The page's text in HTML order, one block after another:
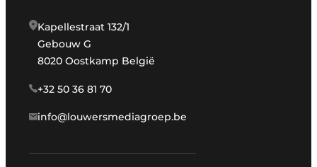
Kapellestraat 132/1
Gebouw G
8020 Oostkamp België
+32 50 36 81 70
info@louwersmediagroep.be